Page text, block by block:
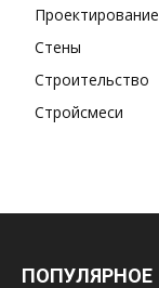
Проектирование
Стены
Строительство
Стройсмеси
ПОПУЛЯРНОЕ